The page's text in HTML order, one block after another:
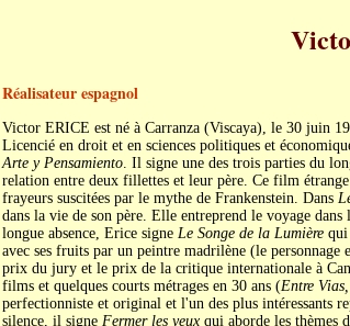
Réalisateur espagnol
Victor ERICE est né à Carranza (Viscaya), le 30 juin
Licencié en droit et en sciences politiques et
Arte y Pensamiento. Il signe une des trois parties du
relation entre deux fillettes et leur père. Ce film
frayeurs suscitées par le mythe de Frankenstein. Dans
dans la vie de son père. Elle entreprend le voyage
longue absence, Erice signe Le Songe de la Lumièrequi
avec ses fruits par un peintre madrilène (le
prix du jury et le prix de la critique internationale à
films et quelques courts métrages en 30 ans (Entre
perfectionniste et original et l'un des plus intéressants
silence, il signe Fermer les yeuxqui aborde les thèmes